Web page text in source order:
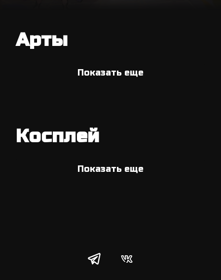
Арты
Показать еще
Косплей
Показать еще